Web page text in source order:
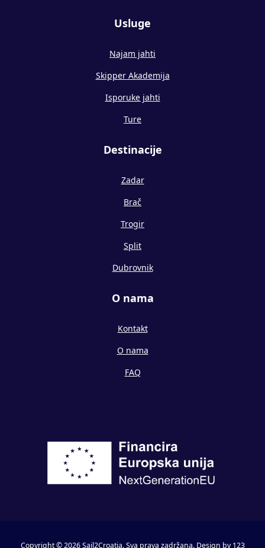
Usluge
Najam jahti
Skipper Akademija
Isporuke jahti
Ture
Destinacije
Zadar
Brač
Trogir
Split
Dubrovnik
O nama
Kontakt
O nama
FAQ
Copyright © 2026 Sail2Croatia. Sva prava zadržana. Design by 123